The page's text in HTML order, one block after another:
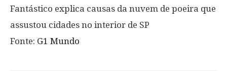
Fantástico explica causas da nuvem de poeira que
assustou cidades no interior de SP
Fonte: G1 Mundo